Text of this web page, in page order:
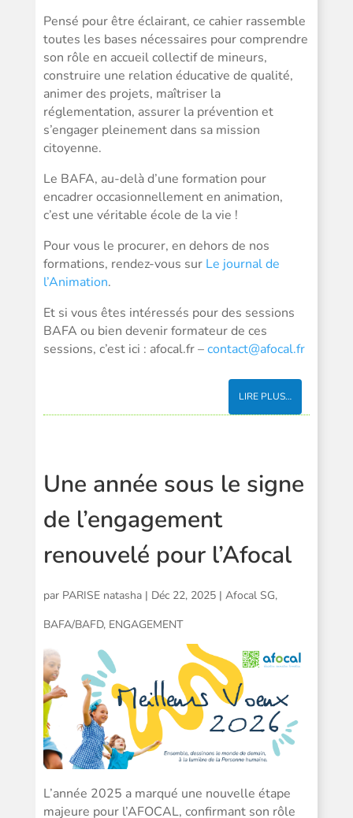
Pensé pour être éclairant, ce cahier rassemble
toutes les bases nécessaires pour comprendre
son rôle en accueil collectif de mineurs,
construire une relation éducative de qualité,
animer des projets, maîtriser la
réglementation, assurer la prévention et
s’engager pleinement dans sa mission
citoyenne.
Le BAFA, au-delà d’une formation pour
encadrer occasionnellement en animation,
c’est une véritable école de la vie !
Pour vous le procurer, en dehors de nos
formations, rendez-vous sur Le journal de
l’Animation.
Et si vous êtes intéressés pour des sessions
BAFA ou bien devenir formateur de ces
sessions, c’est ici : afocal.fr –contact@afocal.fr
LIRE PLUS…
Une année sous le signe
de l’engagement
renouvelé pour l’Afocal
par PARISE natasha| Déc 22, 2025| Afocal SG,
BAFA/BAFD, ENGAGEMENT
L’année 2025 a marqué une nouvelle étape
majeure pour l’AFOCAL, confirmant son rôle